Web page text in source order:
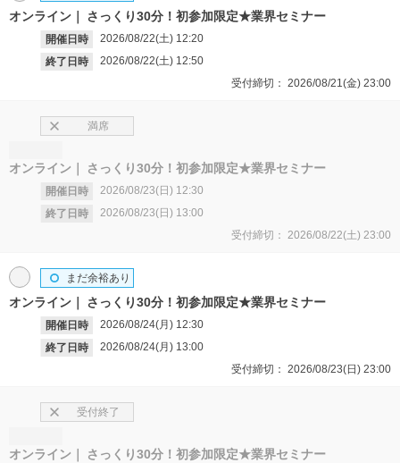
オンライン さっくり30分！初参加限定★業界セミナー
開催日時 2026/08/22(土) 12:20
終了日時
2026/08/22(土) 12:50
受付締切： 2026/08/21(金) 23:00
オンライン さっくり30分！初参加限定★業界セミナー
開催日時 2026/08/23(日) 12:30
終了日時
2026/08/23(日) 13:00
満席
受付締切： 2026/08/22(土) 23:00
オンライン さっくり30分！初参加限定★業界セミナー
開催日時 2026/08/24(月) 12:30
終了日時
2026/08/24(月) 13:00
まだ余裕あり
受付締切： 2026/08/23(日) 23:00
オンライン さっくり30分！初参加限定★業界セミナー
受付終了